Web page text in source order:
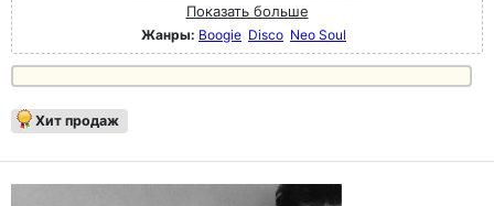
Показать больше
Жанры: Boogie Disco Neo Soul
Хит продаж